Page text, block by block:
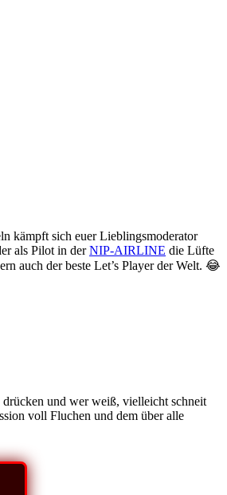
kämpft sich euer Lieblingsmoderator
als Pilot in derNIP-AIRLINE die Lüfte
auch der beste Let’s Player der Welt. 😂
und wer weiß, vielleicht schneit
voll Fluchen und dem über alle